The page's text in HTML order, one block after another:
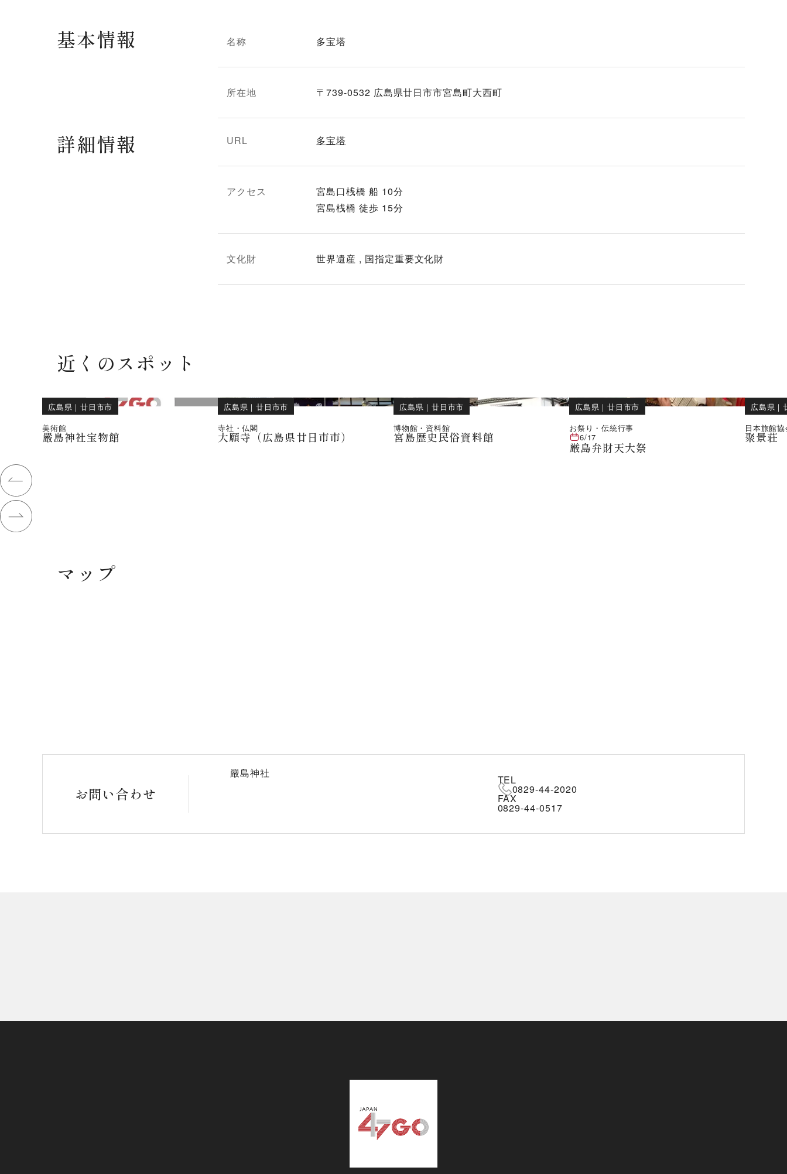
基本情報 名称 多宝塔
所在地 〒739-0532 広島県廿日市市宮島町大西町
詳細情報 URL 多宝塔
アクセス
宮島口桟橋 船 10分
宮島桟橋 徒歩 15分
文化財 世界遺産 , 国指定重要文化財
近くのスポット
広島県 ｜廿日市市
美術館
嚴島神社宝物館
広島県 ｜廿日市市
寺社・仏閣
大願寺（広島県廿日市市）
広島県 ｜廿日市市
博物館・資料館
宮島歴史民俗資料館
広島県 ｜廿日市市
お祭り・伝統行事
6/17
厳島弁財天大祭
広島県 ｜
日本旅館
聚景荘
マップ
お問い合わせ
嚴島神社
TEL
0829-44-2020
FAX
0829-44-0517